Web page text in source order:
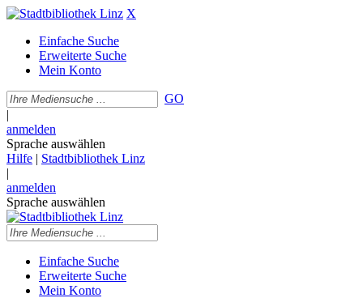
X
Einfache Suche
Erweiterte Suche
Mein Konto
GO
|
anmelden
Sprache auswählen
Hilfe | Stadtbibliothek Linz
|
anmelden
Sprache auswählen
Einfache Suche
Erweiterte Suche
Mein Konto